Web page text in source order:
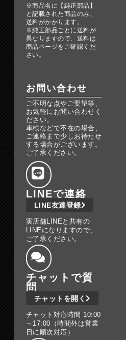
※商品名に【純正部品】
と記載された商品のみ、
送料がかかります。
※純正部品ごとに送料が
異なりますので、送料は
商品ページをご確認くだ
さい。
お問い合わせ
ご不明な点やご要望等、
お気軽にお問い合わせく
ださい。
車検などで不在の場合、
ご連絡まで少しお待たせ
する場合がございます。
ご了承ください。
LINEで連絡
LINE友達登録
実店舗LINEと共有の
LINEになりますので、
ご了承ください。
チャットで質
問
チャットを開く
チャット対応時間 10:00
～17:00（時間外は営業
日に順次対応）